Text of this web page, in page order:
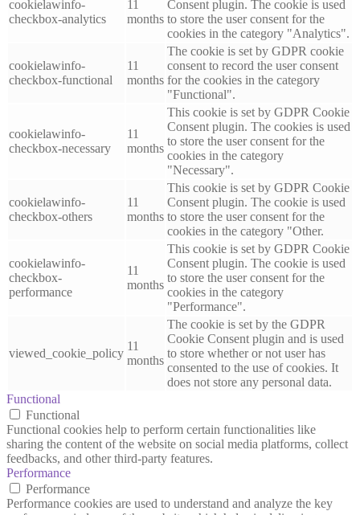
cookielawinfo-
checkbox-analytics
11
months
Consent plugin. The cookie is used
to store the user consent for the
cookies in the category "Analytics".
cookielawinfo-
checkbox-functional
11
months
The cookie is set by GDPR cookie
consent to record the user consent
for the cookies in the category
"Functional".
cookielawinfo-
checkbox-necessary
11
months
This cookie is set by GDPR Cookie
Consent plugin. The cookies is used
to store the user consent for the
cookies in the category
"Necessary".
cookielawinfo-
checkbox-others
11
months
This cookie is set by GDPR Cookie
Consent plugin. The cookie is used
to store the user consent for the
cookies in the category "Other.
cookielawinfo-
checkbox-
performance
11
months
This cookie is set by GDPR Cookie
Consent plugin. The cookie is used
to store the user consent for the
cookies in the category
"Performance".
viewed_cookie_policy
11
months
The cookie is set by the GDPR
Cookie Consent plugin and is used
to store whether or not user has
consented to the use of cookies. It
does not store any personal data.
Functional
Functional
Functional cookies help to perform certain functionalities like
sharing the content of the website on social media platforms, collect
feedbacks, and other third-party features.
Performance
Performance
Performance cookies are used to understand and analyze the key